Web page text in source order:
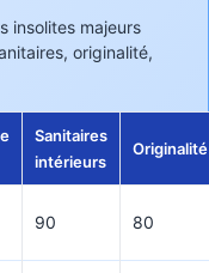
insolites majeurs
originalité,
Sanitaires
intérieurs
Originalité
90 80